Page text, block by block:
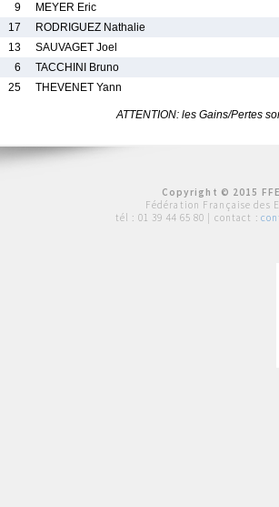
9
MEYER Eric
17
RODRIGUEZ Nathalie
13
SAUVAGET Joel
6
TACCHINI Bruno
25
THEVENET Yann
ATTENTION: les Gains/Pertes
Copyright © 2015
Fédération Française des
tél : 01 39 44 65 80 | contact :